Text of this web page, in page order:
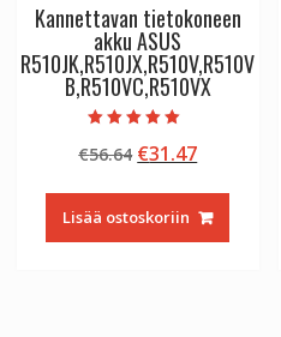
Kannettavan tietokoneen
akku ASUS
R510JK,R510JX,R510V,R510V
B,R510VC,R510VX
tuotteesta:
5.00
€56.64 Alkuperäinen
oli:
€56.64.
€31.47Nykyinen
on:
€31.47.
Lisää ostoskoriin